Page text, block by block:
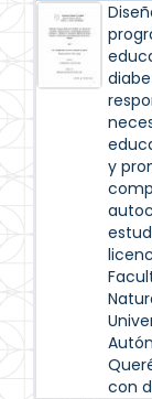
y
con